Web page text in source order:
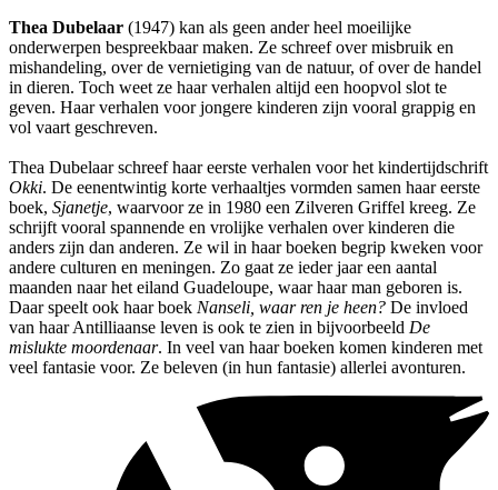
Thea Dubelaar (1947) kan als geen ander heel moeilijke
onderwerpen bespreekbaar maken. Ze schreef over misbruik en
mishandeling, over de vernietiging van de natuur, of over de handel
in dieren. Toch weet ze haar verhalen altijd een hoopvol slot te
geven. Haar verhalen voor jongere kinderen zijn vooral grappig en
vol vaart geschreven.
Thea Dubelaar schreef haar eerste verhalen voor het kindertijdschrift
Okki. De eenentwintig korte verhaaltjes vormden samen haar eerste
boek, Sjanetje, waarvoor ze in 1980 een Zilveren Griffel kreeg. Ze
schrijft vooral spannende en vrolijke verhalen over kinderen die
anders zijn dan anderen. Ze wil in haar boeken begrip kweken voor
andere culturen en meningen. Zo gaat ze ieder jaar een aantal
maanden naar het eiland Guadeloupe, waar haar man geboren is.
Daar speelt ook haar boek Nanseli, waar ren je heen? De invloed
van haar Antilliaanse leven is ook te zien in bijvoorbeeld De
mislukte moordenaar. In veel van haar boeken komen kinderen met
veel fantasie voor. Ze beleven (in hun fantasie) allerlei avonturen.